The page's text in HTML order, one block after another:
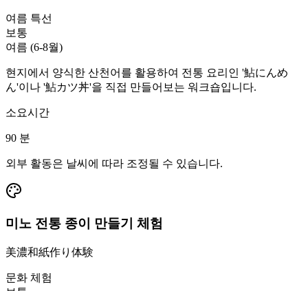
여름 특선
보통
여름 (6-8월)
현지에서 양식한 산천어를 활용하여 전통 요리인 '鮎にんめ
ん'이나 '鮎カツ丼'을 직접 만들어보는 워크숍입니다.
소요시간
90 분
외부 활동은 날씨에 따라 조정될 수 있습니다.
미노 전통 종이 만들기 체험
美濃和紙作り体験
문화 체험